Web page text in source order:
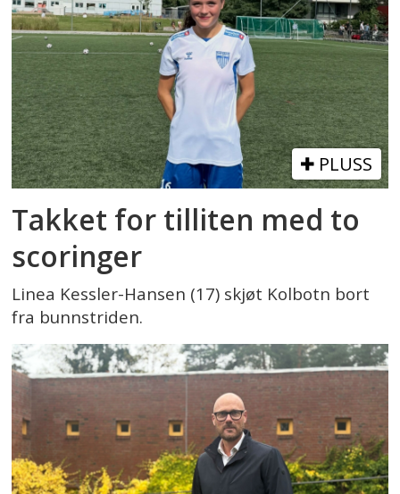
PLUSS
Takket for tilliten med to
scoringer
Linea Kessler-Hansen (17) skjøt Kolbotn bort
fra bunnstriden.